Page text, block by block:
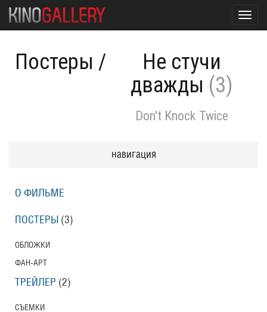
Постеры /
Не стучи
дважды (3)
Don't Knock Twice
навигация
О ФИЛЬМЕ
ПОСТЕРЫ (3)
ОБЛОЖКИ
ФАН-АРТ
ТРЕЙЛЕР (2)
СЪЕМКИ